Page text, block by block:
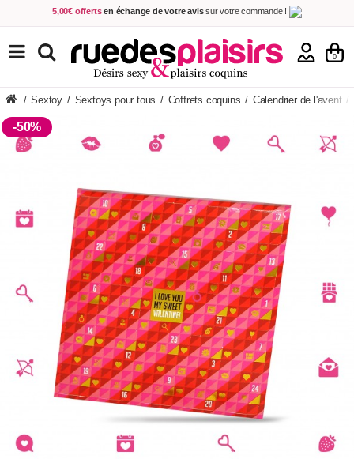
5,00€ offerts en échange de votre avissur votre commande !
Achetez aujourd'hui. Décidez quand payer !
Livraison en 48h
au prix de 2,90 € ! (Offerte dès 69,00€ d'achat)
0
TOUS NOS PRODUITS
/ Sextoy / Sextoys pour tous / Coffrets coquins / Calendrier de l'avent /
-50%